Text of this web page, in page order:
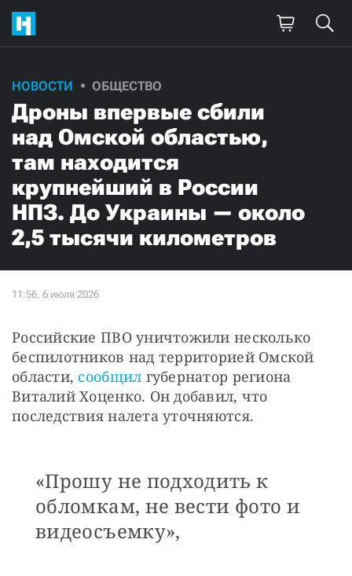
НОВОСТИ ОБЩЕСТВО
Дроны впервые сбили
над Омской областью,
там находится
крупнейший в России
НПЗ. До Украины — около
2,5 тысячи километров
Российские ПВО уничтожили несколько
беспилотников над территорией Омской
области, сообщил губернатор региона
Виталий Хоценко. Он добавил, что
последствия налета уточняются.
«Прошу не подходить к
обломкам, не вести фото и
видеосъемку»,